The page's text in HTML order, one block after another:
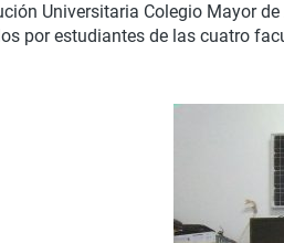
Universitaria Colegio Mayor
por estudiantes de las cuatro